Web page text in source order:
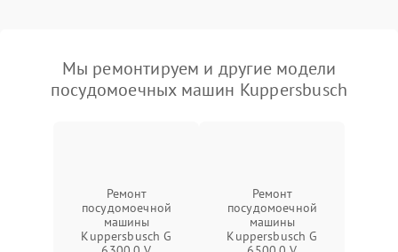
Мы ремонтируем и другие модели
посудомоечных машин Kuppersbusch
Ремонт
посудомоечной
машины
Kuppersbusch G
Ремонт
посудомоечной
машины
Kuppersbusch G